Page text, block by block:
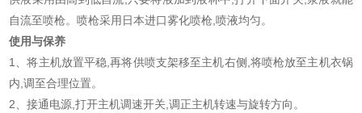
自流至喷枪。喷枪采用日本进口雾化喷枪,喷液均匀。
使用与保养
1、将主机放置平稳,再将供喷支架移至主机右侧,将喷枪放至主机衣锅
内,调至合理位置。
2、接通电源,打开主机调速开关,调正主机转速与旋转方向。